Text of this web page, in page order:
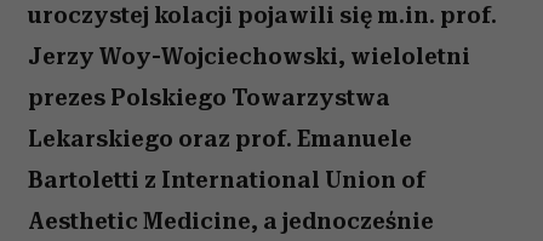
uroczystej kolacji pojawili się m.in. prof.
Jerzy Woy-Wojciechowski, wieloletni
prezes Polskiego Towarzystwa
Lekarskiego oraz prof. Emanuele
Bartoletti z International Union of
Aesthetic Medicine, a jednocześnie